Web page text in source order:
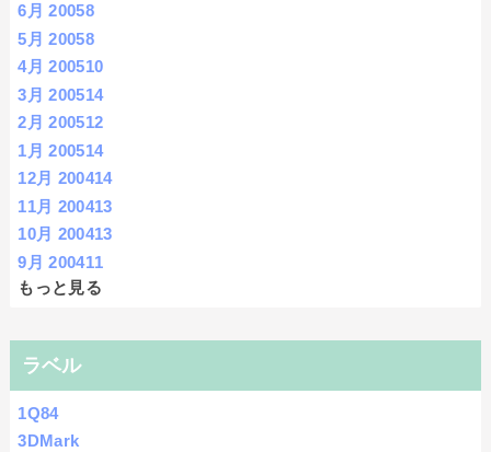
6月 20058
5月 20058
4月 200510
3月 200514
2月 200512
1月 200514
12月 200414
11月 200413
10月 200413
9月 200411
もっと見る
ラベル
1Q84
3DMark